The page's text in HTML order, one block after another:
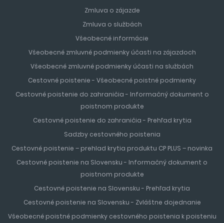
Zmluva o zájazde
Zmluva o službách
Všeobecné informácie
Všeobecné zmluvné podmienky účasti na zájazdoch
Všeobecné zmluvné podmienky účasti na službách
Cestovné poistenie - Všeobecné poistné podmienky
Cestovné poistenie do zahraničia - Informačný dokument o
poistnom produkte
Cestovné poistenie do zahraničia - Prehľad krytia
Sadzby cestovného poistenia
Cestovné poistenie – prehlad krytia produktu CP PLUS – novinka
Cestovné poistenie na Slovensku - Informačný dokument o
poistnom produkte
Cestovné poistenie na Slovensku - Prehľad krytia
Cestovné poistenie na Slovensku - Zvláštne dojednanie
Všeobecné poistné podmienky cestovného poistenia k poisteniu